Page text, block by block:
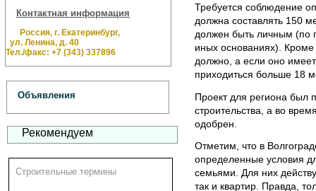
Контактная информация
Россия, г. Екатеринбург,
ул. Ленина, д. 40
Тел./факс: +7 (343) 337896
Объявления
Рекомендуем
Строительные термины
Требуется соблюдение
должна составлять 150
должен быть личным (по
иных основаниях). Кроме
должно, а если оно
приходиться больше 18
Проект для региона был
строительства, а во
одобрен.
Отметим, что в
определенные условия
семьями. Для них
так и квартир. Правда,